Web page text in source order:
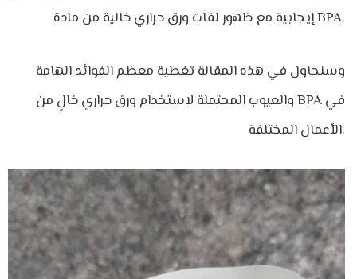
إيجابية مع ظهور لفات ورق حراري خالية من مادة BPA.
وسنحاول في هذه المقالة تغطية معظم الفوائد الهامة
والعيوب المحتملة لاستخدام ورق حراري خالٍ من BPA في
الأعمال المختلفة.